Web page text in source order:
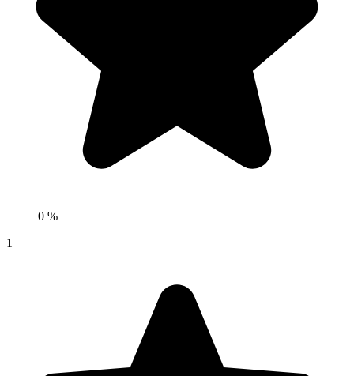
0 %
1